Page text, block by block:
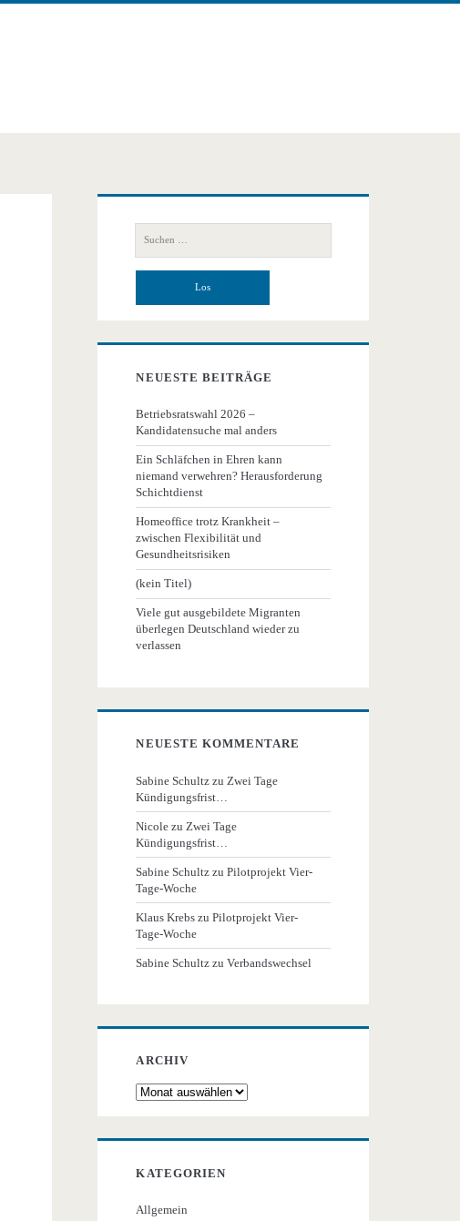
Primäre
Seitenleiste
nach:
NEUESTE BEITRÄGE
Betriebsratswahl 2026 –
Kandidatensuche mal anders
Ein Schläfchen in Ehren kann
niemand verwehren? Herausforderung
Schichtdienst
Homeoffice trotz Krankheit –
zwischen Flexibilität und
Gesundheitsrisiken
(kein Titel)
Viele gut ausgebildete Migranten
überlegen Deutschland wieder zu
verlassen
NEUESTE KOMMENTARE
Sabine Schultz zu Zwei Tage
Kündigungsfrist…
Nicole zu Zwei Tage
Kündigungsfrist…
Sabine Schultz zuPilotprojekt Vier-
Tage-Woche
Klaus Krebs zuPilotprojekt Vier-
Tage-Woche
Sabine Schultz zuVerbandswechsel
ARCHIV
Archiv
KATEGORIEN
Allgemein